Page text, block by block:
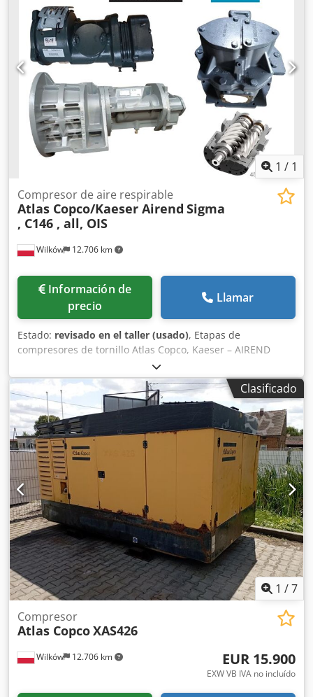
72324 zł Dsdpfx Aordf Swji Rjck A continuación se muestra
un enlace a un video que muestra el trabajo de la
máquina
1 / 1
Wilków 12.706 km
Compresor de aire respirable
Atlas Copco/Kaeser Airend Sigma
, C146 , all, OIS
Información de
precio
Llamar
Estado: revisado en el taller (usado), Etapas de
compresores de tornillo Atlas Copco, Kaeser – AIREND
SIGMA – 1,2,3,4 SIGMA – 12 SIGMA – 175, 170, 18, 19, 26,
27, 28, 290, 292, 293, 33, 37 OIS-H03 OIS-H06 OIS-J01 OIS-
K03 OIS-K13 OIS-K14 OIS-K15 OIS-K25 OIS-K26 OIS-K36
OIS-L03 OIS-L06 OIS-M01 OIS-M05 – C146 OIS-M08 Dcedpfx
Aisxy Aaqs Rek OIS-N01 OIS-N02 OIS-O01 OIS-O05 OIS-Q01
C146 C190 C111
Clasificado
1 /7
Wilków 12.706 km
Compresor
Atlas CopcoXAS426
EUR 15.900
EXW VB IVA no incluído